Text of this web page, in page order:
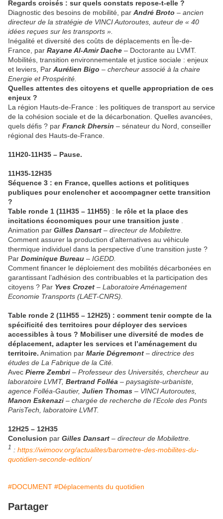
Regards croisés : sur quels constats repose-t-elle ?
Diagnostic des besoins de mobilité, par André Broto – ancien
directeur de la stratégie de VINCI Autoroutes, auteur de « 40
idées reçues sur les transports ».
Inégalité et diversité des coûts de déplacements en Île-de-
France, par Rayane Al-Amir Dache – Doctorante au LVMT.
Mobilités, transition environnementale et justice sociale : enjeux
et leviers, Par Aurélien Bigo – chercheur associé à la chaire
Energie et Prospérité.
Quelles attentes des citoyens et quelle appropriation de ces
enjeux ?
La région Hauts-de-France : les politiques de transport au service
de la cohésion sociale et de la décarbonation. Quelles avancées,
quels défis ? par Franck Dhersin – sénateur du Nord, conseiller
régional des Hauts-de-France.
11H20-11H35 – Pause.
11H35-12H35
Séquence 3 : en France, quelles actions et politiques
publiques pour enclencher et accompagner cette transition
?
Table ronde 1 (11H35 – 11H55) : le rôle et la place des
incitations économiques pour une transition juste
Animation par Gilles Dansart – directeur de Mobilettre.
Comment assurer la production d’alternatives au véhicule
thermique individuel dans la perspective d’une transition juste ?
Par Dominique Bureau – IGEDD.
Comment financer le déploiement des mobilités décarbonées en
garantissant l’adhésion des contribuables et la participation des
citoyens ? Par Yves Crozet – Laboratoire Aménagement
Economie Transports (LAET-CNRS).
Table ronde 2 (11H55 – 12H25) : comment tenir compte de la
spécificité des territoires pour déployer des services
accessibles à tous ? Mobiliser une diversité de modes de
déplacement, adapter les services et l’aménagement du
territoire. Animation par Marie Dégremont – directrice des
études de La Fabrique de la Cité.
Avec Pierre Zembri – Professeur des Universités, chercheur au
laboratoire LVMT, Bertrand Folléa – paysagiste-urbaniste,
agence Folléa-Gautier, Julien Thomas – VINCI Autoroutes,
Manon Eskenazi – chargée de recherche de l’Ecole des Ponts
ParisTech, laboratoire LVMT.
12H25 – 12H35
Conclusion par Gilles Dansart – directeur de Mobilettre.
1 : https://wimoov.org/actualites/barometre-des-mobilites-du-
quotidien-seconde-edition/
#DOCUMENT #Déplacements du quotidien
Partager